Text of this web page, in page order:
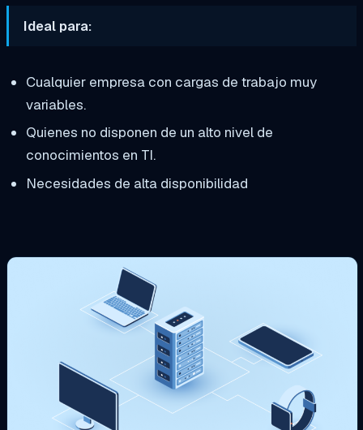
Ideal para:
Cualquier empresa con cargas de trabajo muy
variables.
Quienes no disponen de un alto nivel de
conocimientos en TI.
Necesidades de alta disponibilidad